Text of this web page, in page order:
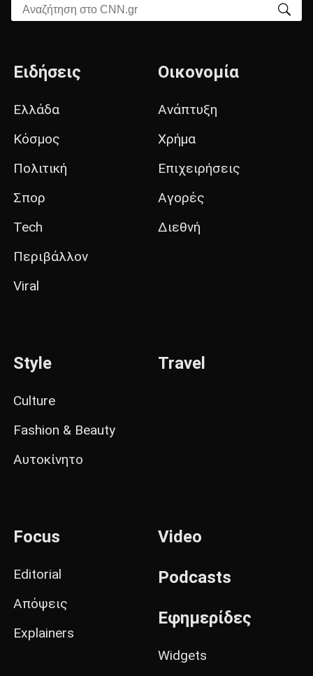
Αναζήτηση στο CNN.gr
Ειδήσεις
Ελλάδα
Κόσμος
Πολιτική
Σπορ
Tech
Περιβάλλον
Viral
Οικονομία
Ανάπτυξη
Χρήμα
Επιχειρήσεις
Αγορές
Διεθνή
Style
Culture
Fashion & Beauty
Αυτοκίνητο
Travel
Focus
Editorial
Απόψεις
Explainers
Video
Podcasts
Εφημερίδες
Widgets